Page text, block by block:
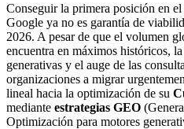
Conseguir la primera posición en
Google ya no es garantía de
2026. A pesar de que el volumen
encuentra en máximos históricos,
generativas y el auge de las
organizaciones a migrar
lineal hacia la optimización de su
mediante estrategias GEO
Optimización para motores